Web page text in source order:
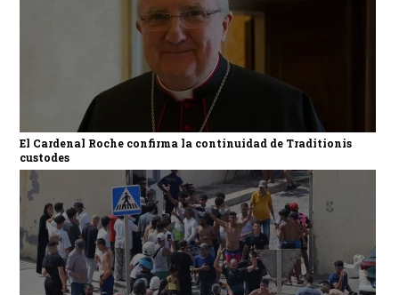
El Cardenal Roche confirma la continuidad de Traditionis
custodes